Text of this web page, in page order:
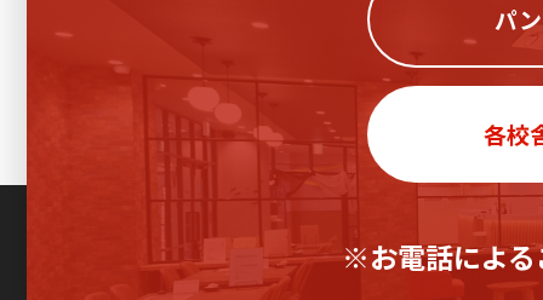
パ
各校
※お電話による